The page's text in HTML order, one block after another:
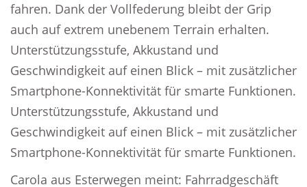
fahren. Dank der Vollfederung bleibt der Grip
auch auf extrem unebenem Terrain erhalten.
Unterstützungsstufe, Akkustand und
Geschwindigkeit auf einen Blick – mit zusätzlicher
Smartphone-Konnektivität für smarte Funktionen.
Unterstützungsstufe, Akkustand und
Geschwindigkeit auf einen Blick – mit zusätzlicher
Smartphone-Konnektivität für smarte Funktionen.
Carola aus Esterwegen meint: Fahrradgeschäft